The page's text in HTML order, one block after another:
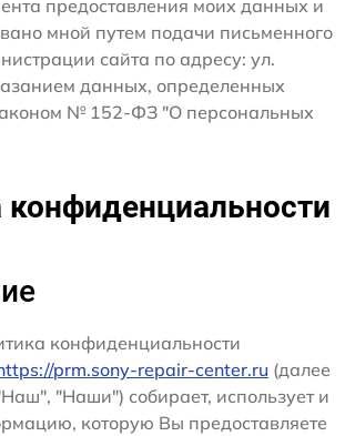
предоставления моих данных и
мной путем подачи письменного
сайта по адресу: ул.
данных, определенных
№ 152-ФЗ "О персональных
конфиденциальности
конфиденциальности
prm.sony-repair-center.ru (далее
"Наши") собирает, использует и
которую Вы предоставляете